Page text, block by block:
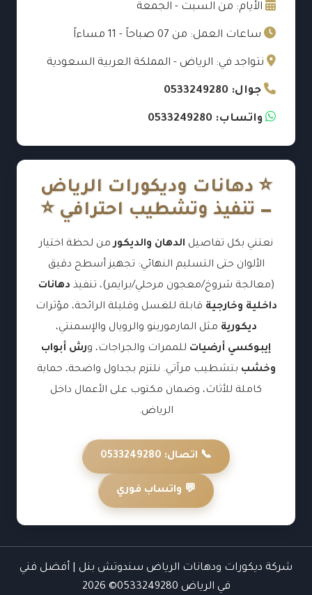
الأيام: من السبت - الجمعة
ساعات العمل: من 07 صباحاً - 11 مساءاً
نتواجد في: الرياض - المملكة العربية السعودية
جوال: 0533249280
واتساب: 0533249280
⭐ دهانات وديكورات الرياض
— تنفيذ وتشطيب احترافي ⭐
نعتني بكل تفاصيل الدهان والديكورمن لحظة اختيار
الألوان حتى التسليم النهائي: تجهيز أسطح دقيق
(معالجة شروخ/معجون مرحلي/برايمر)، تنفيذ دهانات
داخلية وخارجية قابلة للغسل وقليلة الرائحة، مؤثرات
ديكورية مثل المارمورينو والرويال والإسمنتي،
إيبوكسي أرضيات للممرات والجراجات، ورش أبواب
وخشب بتشطيب مرآتي. نلتزم بجداول واضحة، حماية
كاملة للأثاث، وضمان مكتوب على الأعمال داخل
الرياض.
📞 اتصال: 0533249280
💬 واتساب فوري
شركة ديكورات ودهانات الرياض سندوتش بنل | أفضل فني
في الرياض 0533249280© 2026